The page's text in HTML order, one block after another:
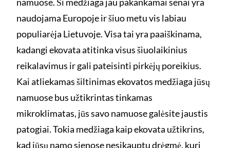
naudojama Europoje ir šiuo metu vis labiau
populiarėja Lietuvoje. Visa tai yra paaiškinama,
kadangi ekovata atitinka visus šiuolaikinius
reikalavimus ir gali pateisinti pirkėjų poreikius.
Kai atliekamas šiltinimas ekovatos medžiaga jūsų
namuose bus užtikrintas tinkamas
mikroklimatas, jūs savo namuose galėsite jaustis
patogiai. Tokia medžiaga kaip ekovata užtikrins,
kad jūsų namo sienose nesikauptu drėgmė, kuri